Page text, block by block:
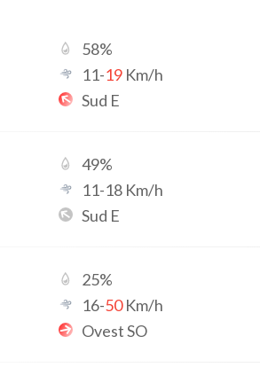
58%
11-19 Km/h
Sud E
49%
11-18 Km/h
Sud E
25%
16-50Km/h
Ovest SO